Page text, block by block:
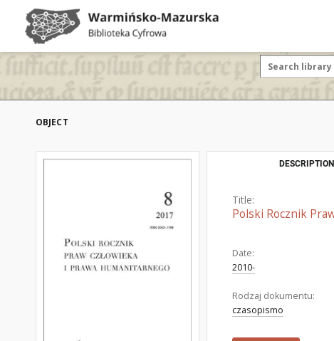
OBJECT
DESCRIPTION
Title:
Polski Rocznik
Date:
2010-
Rodzaj dokumentu:
czasopismo